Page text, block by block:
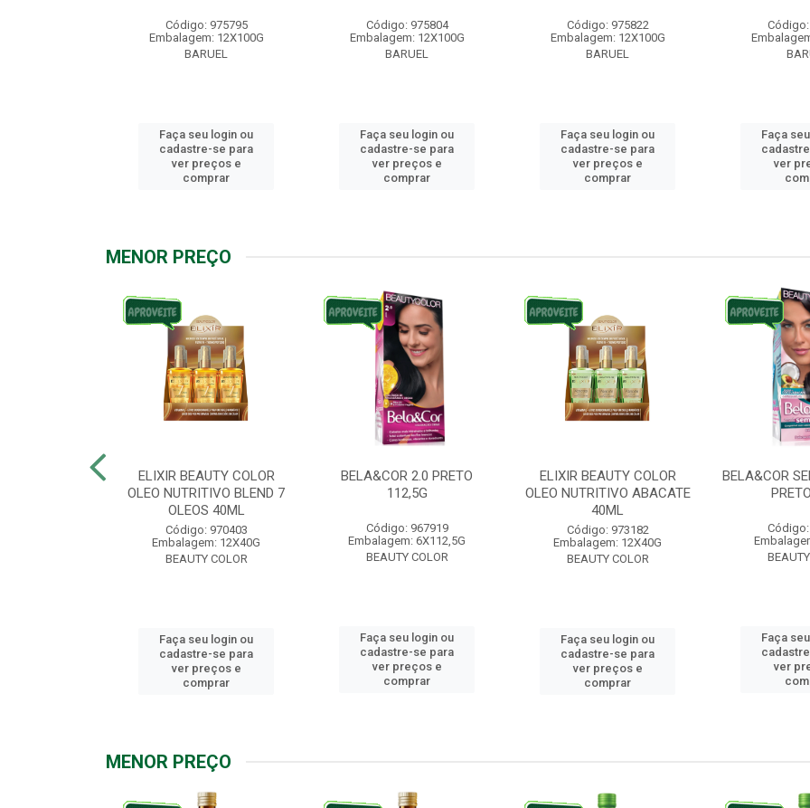
Código: 975795
Embalagem: 12X100G
BARUEL
Faça seu login ou
cadastre-se para
ver preços e
comprar
Código: 975804
Embalagem: 12X100G
BARUEL
Faça seu login ou
cadastre-se para
ver preços e
comprar
Código: 975822
Embalagem: 12X100G
BARUEL
Faça seu login ou
cadastre-se para
ver preços e
comprar
Faça
ver
MENOR PREÇO
ELIXIR BEAUTY COLOR
OLEO NUTRITIVO BLEND 7
OLEOS 40ML
Código: 970403
Embalagem: 12X40G
BEAUTY COLOR
Faça seu login ou
cadastre-se para
ver preços e
comprar
BELA&COR 2.0 PRETO
112,5G
Código: 967919
Embalagem: 6X112,5G
BEAUTY COLOR
Faça seu login ou
cadastre-se para
ver preços e
comprar
ELIXIR BEAUTY COLOR
OLEO NUTRITIVO ABACATE
40ML
Código: 973182
Embalagem: 12X40G
BEAUTY COLOR
Faça seu login ou
cadastre-se para
ver preços e
comprar
BELA&COR
Faça
ver
MENOR PREÇO